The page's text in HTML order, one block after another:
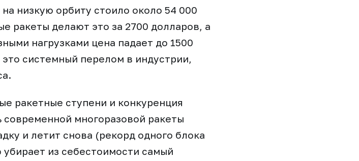
низкую орбиту стоило около 54 000
ракеты делают это за 2700 долларов, а
нагрузками цена падает до 1500
системный перелом в индустрии,
ракетные ступени и конкуренция
многоразовой ракеты
и летит снова (рекорд одного блока
из себестоимости самый